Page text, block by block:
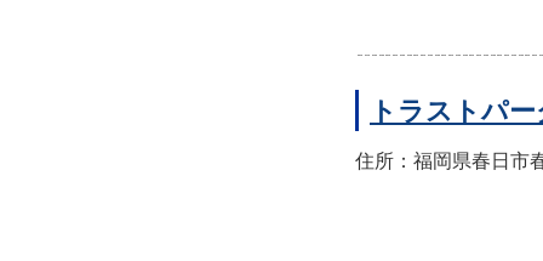
トラストパ
住所：福岡県春日市